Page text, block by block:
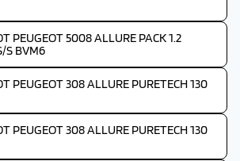
PEUGEOT 5008 ALLURE PACK 1.2
S BVM6
PEUGEOT 308 ALLURE PURETECH 130
PEUGEOT 308 ALLURE PURETECH 130